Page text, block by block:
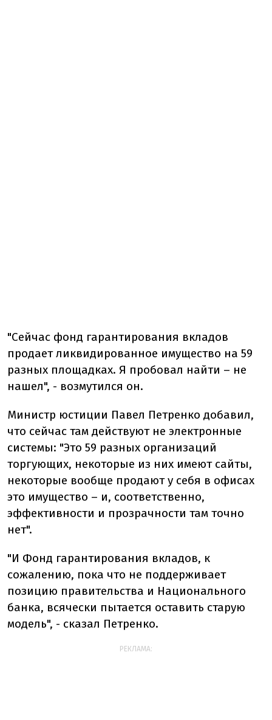
"Сейчас фонд гарантирования вкладов
продает ликвидированное имущество на 59
разных площадках. Я пробовал найти – не
нашел", - возмутился он.
Министр юстиции Павел Петренко добавил,
что сейчас там действуют не электронные
системы: "Это 59 разных организаций
торгующих, некоторые из них имеют сайты,
некоторые вообще продают у себя в офисах
это имущество – и, соответственно,
эффективности и прозрачности там точно
нет".
"И Фонд гарантирования вкладов, к
сожалению, пока что не поддерживает
позицию правительства и Национального
банка, всячески пытается оставить старую
модель", - сказал Петренко.
РЕКЛАМА: